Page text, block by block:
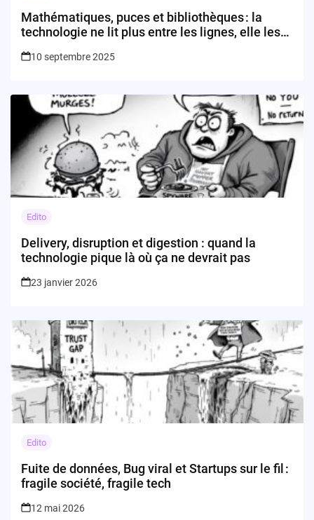
Mathématiques, puces et bibliothèques : la
technologie ne lit plus entre les lignes, elle les
10 septembre 2025
Edito
Delivery, disruption et digestion : quand la
technologie pique là où ça ne devrait pas
23 janvier 2026
Edito
Fuite de données, Bug viral et Startups sur le fil :
fragile société, fragile tech
12 mai 2026